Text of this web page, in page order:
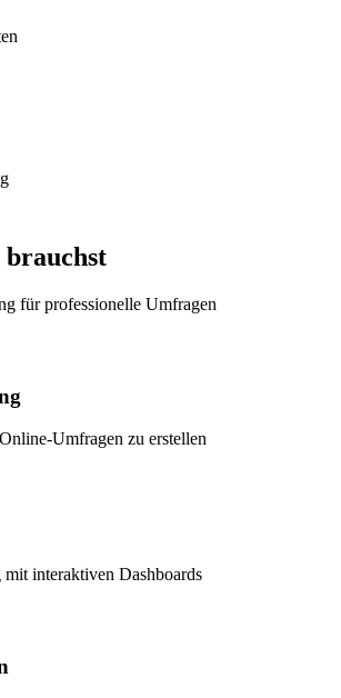
brauchst
für professionelle Umfragen
Umfragen zu erstellen
interaktiven Dashboards